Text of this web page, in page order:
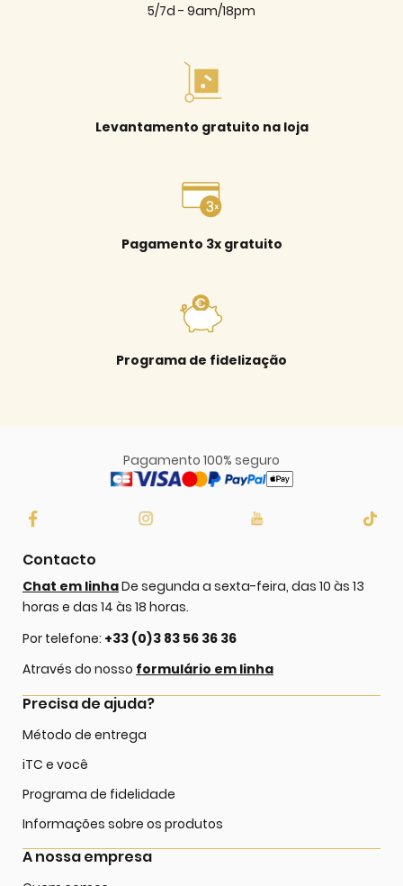
5/7d - 9am/18pm
Levantamento gratuito na loja
Pagamento 3x gratuito
Programa de fidelização
Pagamento 100% seguro
Contacto
Chat em linhaDe segunda a sexta-feira, das 10 às 13
horas e das 14 às 18 horas.
Por telefone: +33 (0)3 83 56 36 36
Através do nosso formulário em linha
A nossa empresa
Precisa de ajuda?
Método de entrega
iTC e você
Programa de fidelidade
Informações sobre os produtos